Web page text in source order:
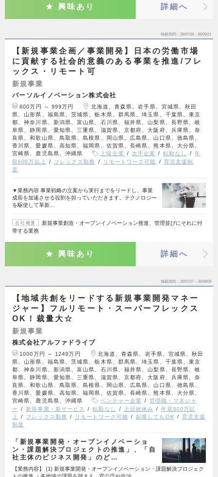
興味あり 詳細へ
掲載期間 26/07/28～26/09/21
【新規事業企画／事業開発】日本の労働市場
に貢献する社会的意義のある事業を推進/フレ
ックス・リモート可
新規事業
パーソルイノベーション株式会社
600万円 ～ 999万円
北海道、青森県、岩手県、宮城県、秋田
県、山形県、福島県、茨城県、栃木県、群馬県、埼玉県、千葉県、東京
都、神奈川県、新潟県、富山県、石川県、福井県、山梨県、長野県、岐
阜県、静岡県、愛知県、三重県、滋賀県、京都府、大阪府、兵庫県、奈
良県、和歌山県、鳥取県、島根県、岡山県、広島県、山口県、徳島県、
香川県、愛媛県、高知県、福岡県、佐賀県、長崎県、熊本県、大分県、
宮崎県、鹿児島県、沖縄県
上場企業 大手企業 転勤なし
年
収600万以上
フレックス勤務 リモートワーク可能
育児支援制
度
▼業務内容 事業戦略の立案から実行までをリードし、事業
成長を加速させる役割を担っていただきます。テクノロジー
を駆使して革新…
会社概要
新規事業創造・オープンイノベーション推進、管理並びにそれに付
帯する業務
興味あり 詳細へ
掲載期間 26/07/27～26/08/09
【地域共創をリードする新規事業開発マネー
ジャー】フルリモート・スーパーフレックス
OK！裁量大☆
新規事業
株式会社アルファドライブ
1000万円 ～ 1249万円
北海道、青森県、岩手県、宮城県、秋田
県、山形県、福島県、茨城県、栃木県、群馬県、埼玉県、千葉県、東京
都、神奈川県、新潟県、富山県、石川県、福井県、山梨県、長野県、岐
阜県、静岡県、愛知県、三重県、滋賀県、京都府、大阪府、兵庫県、奈
良県、和歌山県、鳥取県、島根県、岡山県、広島県、山口県、徳島県、
香川県、愛媛県、高知県、福岡県、佐賀県、長崎県、熊本県、大分県、
宮崎県、鹿児島県、沖縄県
ベンチャー企業
管理職・マネジャ
ー
新規事業・新サービス 転勤なし 土日祝休み
年収600万以
上
フレックス勤務 リモートワーク可能 副業してもOK
育児支援
制度
「新規事業開発・オープンイノベーショ
ン・課題解決プロジェクトの推進」、「自
社主体のビジネス開発」のど…
【業務内容】 (1) 新規事業開発・オープンイノベーション・課題解決プロジェク